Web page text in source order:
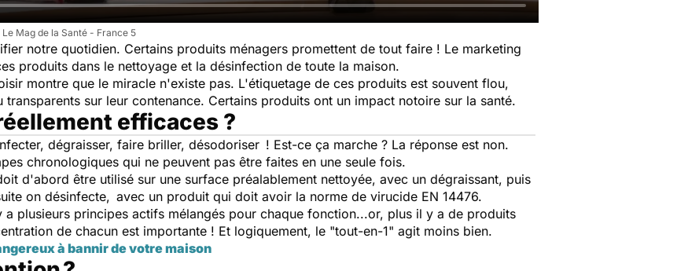
Le Mag de la Santé - France 5
notre quotidien. Certains produits ménagers promettent de tout faire ! Le marketing
produits dans le nettoyage et la désinfection de toute la maison.
montre que le miracle n'existe pas. L'étiquetage de ces produits est souvent flou,
transparents sur leur contenance. Certains produits ont un impact notoire sur la santé.
efficaces ?
dégraisser, faire briller, désodoriser ! Est-ce ça marche ? La réponse est non.
chronologiques qui ne peuvent pas être faites en une seule fois.
d'abord être utilisé sur une surface préalablement nettoyée, avec un dégraissant, puis
on désinfecte, avec un produit qui doit avoir la norme de virucide EN 14476.
plusieurs principes actifs mélangés pour chaque fonction...or, plus il y a de produits
de chacun est importante ! Et logiquement, le "tout-en-1" agit moins bien.
à bannir de votre maison